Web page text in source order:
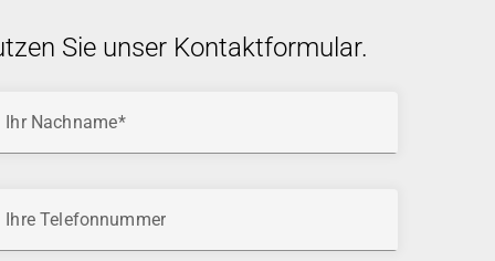
Sie unser Kontaktformular.
Ihr Nachname
Ihre Telefonnummer